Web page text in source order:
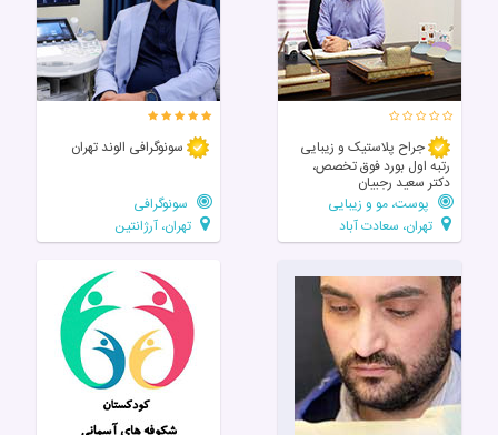
جراح پلاستیک و زیبایی
رتبه اول بورد فوق تخصص،
دکتر سعید رجبیان
پوست، مو و زیبایی
تهران، سعادت آباد
سونوگرافی الوند تهران
سونوگرافی
تهران، آرژانتین